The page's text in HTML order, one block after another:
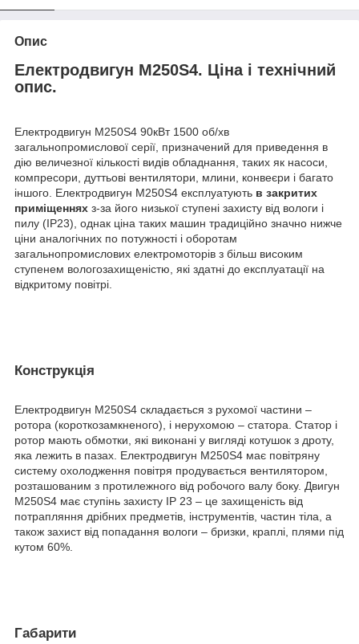
Опис
Електродвигун М250Ѕ4. Ціна і технічний
опис.
Електродвигун М250Ѕ4 90кВт 1500 об/хв
загальнопромислової серії, призначений для приведення в
дію величезної кількості видів обладнання, таких як насоси,
компресори, дуттьові вентилятори, млини, конвеєри і багато
іншого. Електродвигун М250Ѕ4 експлуатують в закритих
приміщеннях з-за його низької ступені захисту від вологи і
пилу (IP23), однак ціна таких машин традиційно значно нижче
ціни аналогічних по потужності і оборотам
загальнопромислових електромоторів з більш високим
ступенем вологозахищеністю, які здатні до експлуатації на
відкритому повітрі.
Конструкція
Електродвигун М250Ѕ4 складається з рухомої частини –
ротора (короткозамкненого), і нерухомою – статора. Статор і
ротор мають обмотки, які виконані у вигляді котушок з дроту,
яка лежить в пазах. Електродвигун М250Ѕ4 має повітряну
систему охолодження повітря продувається вентилятором,
розташованим з протилежного від робочого валу боку. Двигун
М250Ѕ4 має ступінь захисту IP 23 – це захищеність від
потрапляння дрібних предметів, інструментів, частин тіла, а
також захист від попадання вологи – бризки, краплі, плями під
кутом 60%.
Габарити